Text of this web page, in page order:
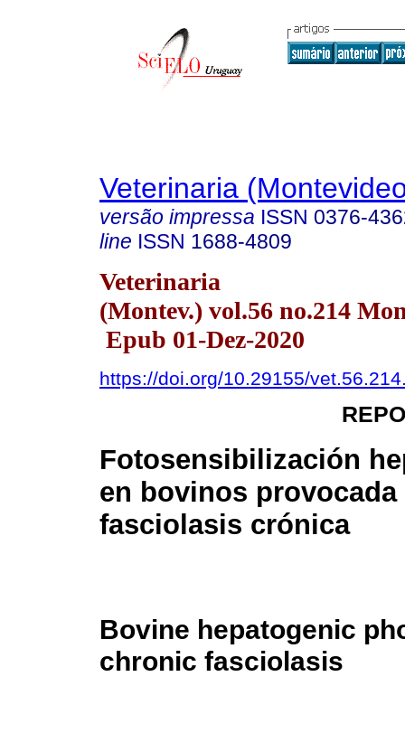
Veterinaria
versão impressa ISSN 0376-
line ISSN 1688-4809
Veterinaria
(Montev.) vol.56 no.214
Epub 01-Dez-2020
https://doi.org/10.29155/
Fotosensibilización
en bovinos provocada
fasciolasis crónica
Bovine hepatogenic
chronic fasciolasis